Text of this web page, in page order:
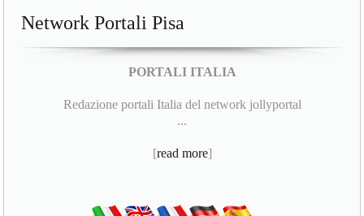
Network Portali Pisa
PORTALI ITALIA
Redazione portali Italia del network jollyportal
...
[read more]